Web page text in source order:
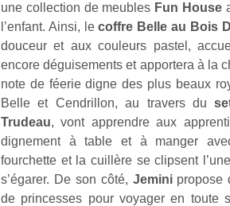
une collection de meubles Fun House
l’enfant. Ainsi, lecoffre Belle au Bois
douceur et aux couleurs pastel,
encore déguisements et apportera à la
note de féerie digne des plus beaux
Belle et Cendrillon, au travers du
Trudeau, vont apprendre aux
dignement à table et à manger
fourchette et la cuillère se clipsent
s’égarer. De son côté, Jemini propose
de princesses pour voyager en toute